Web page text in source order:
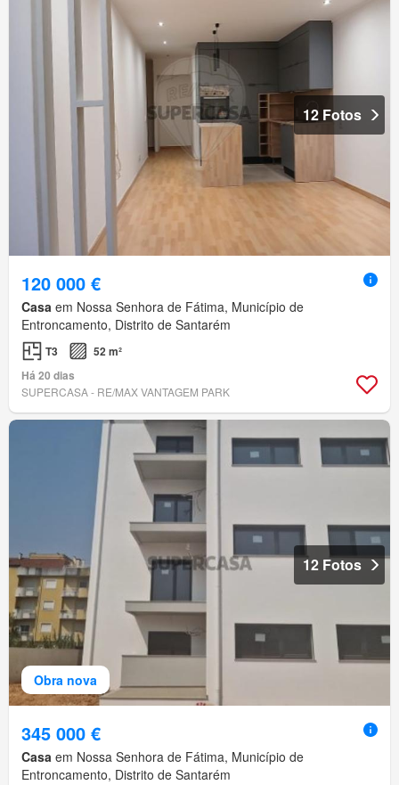
12 Fotos
120 000 €
Casa em Nossa Senhora de Fátima, Município de
Entroncamento, Distrito de Santarém
T3
52 m²
Há 20 dias
SUPERCASA - RE/MAX VANTAGEM PARK
Obra nova
12 Fotos
345 000 €
Casa em Nossa Senhora de Fátima, Município de
Entroncamento, Distrito de Santarém